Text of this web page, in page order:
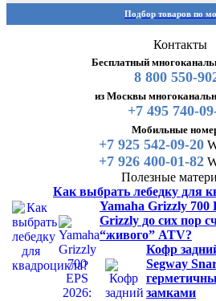
Подбор товаров по
Контакты
Бесплатный
8 800 550-
из Москвы
+7 495 740-
Мобильные
+7 925 542-09-20
+7 926 400-01-82
Полезные
Как выбрать лебедку для
Yamaha Grizzly 700
Grizzly до сих пор
“живого” ATV?
Кофр
Segway
замками